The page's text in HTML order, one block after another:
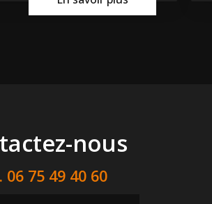
nous
06 75 49 40 60